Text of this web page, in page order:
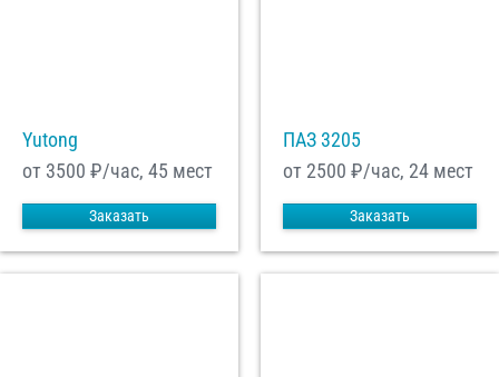
Yutong
от 3500 ₽/час, 45 мест
Заказать
ПАЗ 3205
от 2500 ₽/час, 24 мест
Заказать